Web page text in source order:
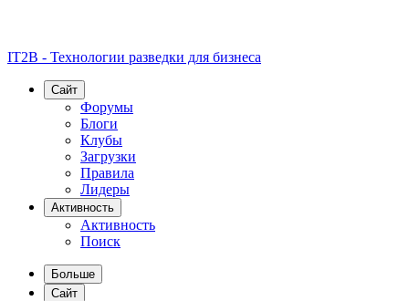
IT2B - Технологии разведки для бизнеса
Сайт
Форумы
Блоги
Клубы
Загрузки
Правила
Лидеры
Активность
Активность
Поиск
Больше
Сайт